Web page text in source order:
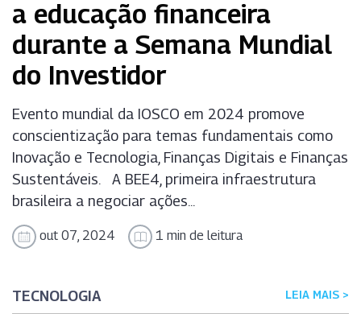
a educação financeira
durante a Semana Mundial
do Investidor
Evento mundial da IOSCO em 2024 promove
conscientização para temas fundamentais como
Inovação e Tecnologia, Finanças Digitais e Finanças
Sustentáveis. A BEE4, primeira infraestrutura
brasileira a negociar ações...
out 07, 2024 1 min de leitura
TECNOLOGIA LEIA MAIS >